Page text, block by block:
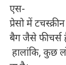
एस-
प्रेसो में
बैग जैसे फीचर्स
हालांकि, कुछ